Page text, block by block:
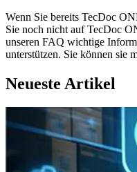
Wenn Sie bereits TecDoc
Sie noch nicht auf TecDoc
unseren FAQ wichtige
unterstützen. Sie können sie
Neueste Artikel